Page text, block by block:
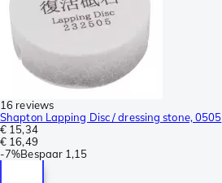
16 reviews
Shapton Lapping Disc / dressing stone, 0505
€ 15,34
€ 16,49
-7%Bespaar 1,15